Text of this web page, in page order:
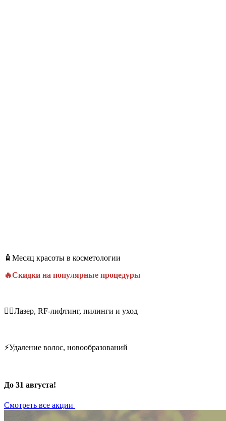
🧴Месяц красоты в косметологии
🔥Скидки на популярные процедуры
💆‍♀️Лазер, RF-лифтинг, пилинги и уход
⚡Удаление волос, новообразований
До 31 августа!
Смотреть все акции